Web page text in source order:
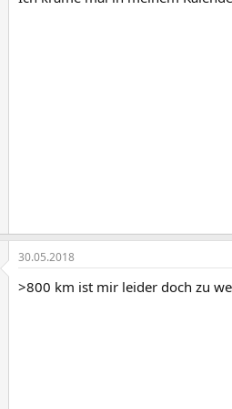
30.05.2018
>800 km ist mir leider doch zu